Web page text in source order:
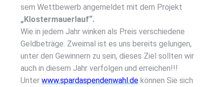
sem Wett­be­werb ange­mel­det mit dem Pro­jekt
„Klos­ter­mau­er­lauf“.
Wie in jedem Jahr win­ken als Preis ver­schie­de­ne
Geld­be­trä­ge. Zwei­mal ist es uns bereits gelun­gen,
unter den Gewin­nern zu sein, die­ses Ziel soll­ten wir
auch in die­sem Jahr ver­fol­gen und errei­chen!!!
Unterwww.spardaspendenwahl.de kön­nen Sie sich